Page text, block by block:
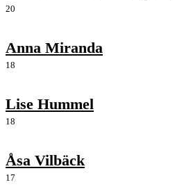
20
Anna Miranda
18
Lise Hummel
18
Åsa Vilbäck
17